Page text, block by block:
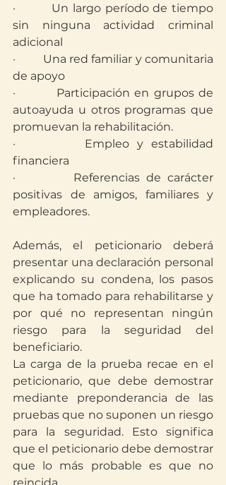
·         Un largo período de tiempo
sin ninguna actividad criminal
adicional
·         Una red familiar y comunitaria
de apoyo
·         Participación en grupos de
autoayuda u otros programas que
promuevan la rehabilitación.
·         Empleo y estabilidad
financiera
·         Referencias de carácter
positivas de amigos, familiares y
empleadores.
Además, el peticionario deberá
presentar una declaración personal
explicando su condena, los pasos
que ha tomado para rehabilitarse y
por qué no representan ningún
riesgo para la seguridad del
beneficiario.
La carga de la prueba recae en el
peticionario, que debe demostrar
mediante preponderancia de las
pruebas que no suponen un riesgo
para la seguridad. Esto significa
que el peticionario debe demostrar
que lo más probable es que no
reincida.